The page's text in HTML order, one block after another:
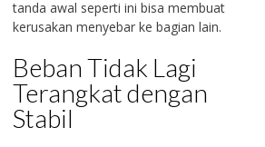
tanda awal seperti ini bisa membuat
kerusakan menyebar ke bagian lain.
Beban Tidak Lagi
Terangkat dengan
Stabil